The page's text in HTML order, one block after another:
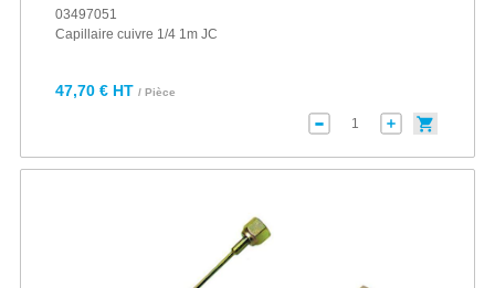
03497051
Capillaire cuivre 1/4 1m JC
47,70 € HT / Pièce